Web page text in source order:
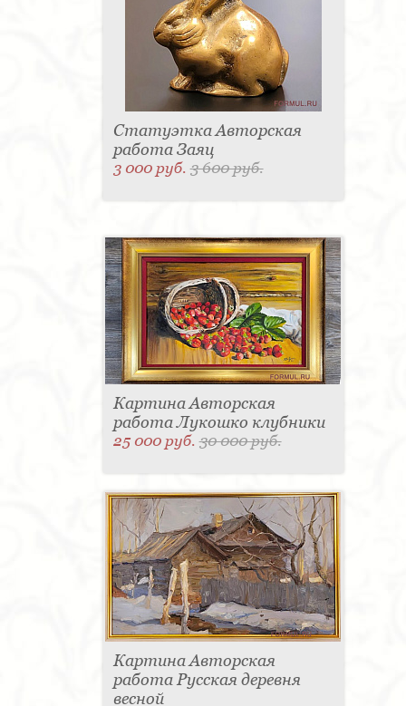
Статуэтка Авторская
работа Заяц
3 000 руб.3 600 руб.
Картина Авторская
работа Лукошко клубники
25 000 руб.30 000 руб.
Картина Авторская
работа Русская деревня
весной